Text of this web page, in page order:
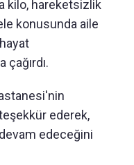
kilo, hareketsizlik
konusunda aile
ederek,
devam edeceğini